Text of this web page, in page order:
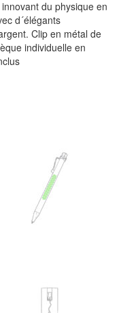
du physique en
d´élégants
Clip en métal de
individuelle en